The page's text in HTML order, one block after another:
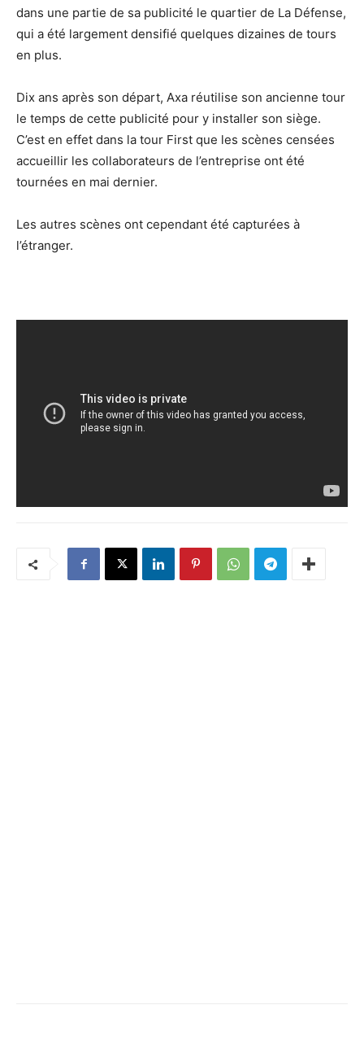
dans une partie de sa publicité le quartier de La Défense,
qui a été largement densifié quelques dizaines de tours
en plus.
Dix ans après son départ, Axa réutilise son ancienne tour
le temps de cette publicité pour y installer son siège.
C’est en effet dans la tour First que les scènes censées
accueillir les collaborateurs de l’entreprise ont été
tournées en mai dernier.
Les autres scènes ont cependant été capturées à
l’étranger.